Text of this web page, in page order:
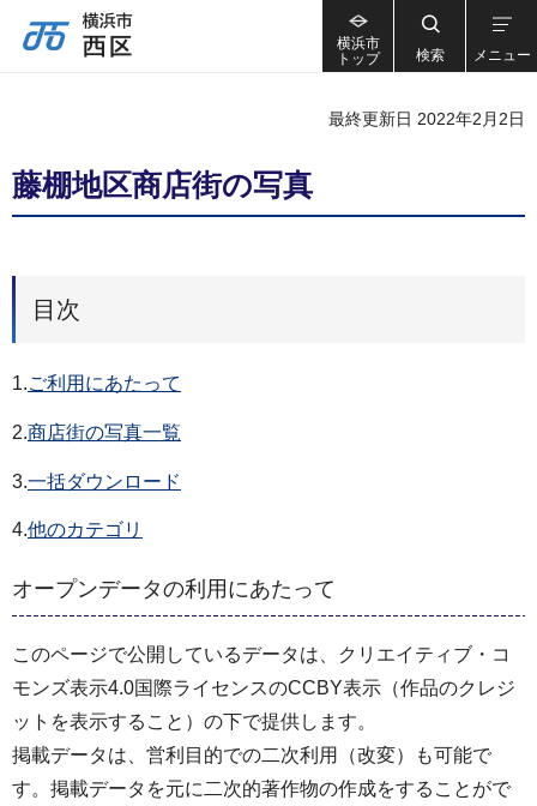
横浜市
トップ
検索 メニュー
最終更新日 2022年2月2日
藤棚地区商店街の写真
目次
1.ご利用にあたって
2.商店街の写真一覧
3.一括ダウンロード
4.他のカテゴリ
オープンデータの利用にあたって
このページで公開しているデータは、クリエイティブ・コ
モンズ表示4.0国際ライセンスのCCBY表示（作品のクレジ
ットを表示すること）の下で提供します。
掲載データは、営利目的での二次利用（改変）も可能で
す。掲載データを元に二次的著作物の作成をすることがで